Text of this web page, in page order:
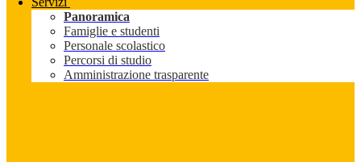
Panoramica
Famiglie e studenti
Personale scolastico
Percorsi di studio
Amministrazione trasparente